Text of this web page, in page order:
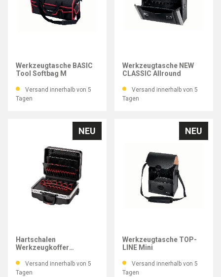
Werkzeugtasche BASIC
Tool Softbag M
Versand innerhalb von 5
Tagen
Werkzeugtasche NEW
CLASSIC Allround
Versand innerhalb von 5
Tagen
NEU
Hartschalen
Werkzeugkoffer
neoVersand innerhalb von 5
Tagen
NEU
Werkzeugtasche TOP-
LINE Mini
Versand innerhalb von 5
Tagen